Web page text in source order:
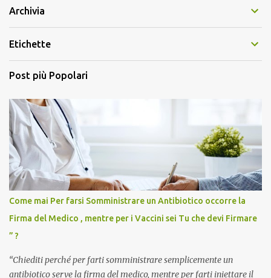
Archivia
Etichette
Post più Popolari
Come mai Per farsi Somministrare un Antibiotico occorre la
Firma del Medico , mentre per i Vaccini sei Tu che devi Firmare
” ?
“Chiediti perché per farti somministrare semplicemente un
antibiotico serve la firma del medico, mentre per farti iniettare il